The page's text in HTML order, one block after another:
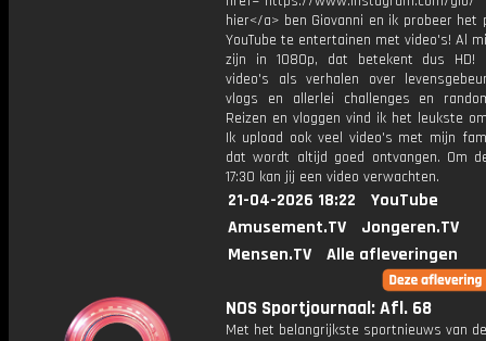
hier</a> ben Giovanni en ik probeer het
YouTube te entertainen met video's! Al
zijn in 1080p, dat betekent dus HD!
video's als verhalen over
vlogs en allerlei challenges en
Reizen en vloggen vind ik het leukste
Ik upload ook veel video's met mijn
dat wordt altijd goed ontvangen. Om
17:30 kan jij een video verwachten.
21-04-2026 18:22
YouTube
Amusement.TV
Jongeren.TV
Mensen.TV
Alle afleveringen
NOS Sportjournaal: Afl. 68
Met het belangrijkste sportnieuws van